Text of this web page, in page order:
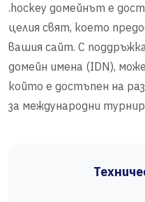
.hockey домейнът е
целия свят, което
вашия сайт. С
домейн имена (IDN),
който е достъпен на
за международни